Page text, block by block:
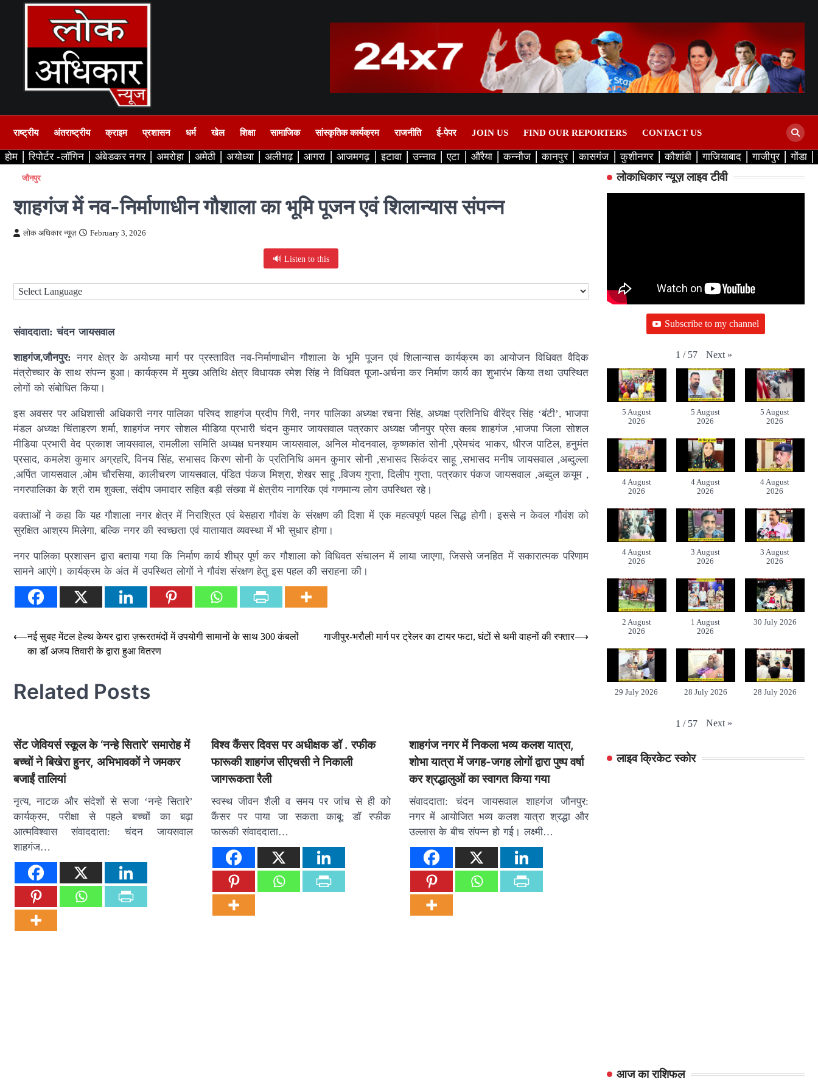
राष्ट्रीय अंतराष्ट्रीय क्राइम प्रशासन धर्म खेल शिक्षा सामाजिक सांस्कृतिक कार्यक्रम राजनीति ई-पेपर JOIN US FIND OUR REPORTERS CONTACT US
होम रिपोर्टर -लॉगिन अंबेडकर नगर अमरोहा अमेठी अयोध्या अलीगढ़ आगरा आजमगढ़ इटावा उन्नाव एटा औरैया कन्नौज कानपुर कासगंज कुशीनगर कौशांबी गाजियाबाद गाजीपुर गोंडा
जौनपुर
शाहगंज में नव-निर्माणाधीन गौशाला का भूमि पूजन एवं शिलान्यास संपन्न
लोक अधिकार न्यूज़ February 3, 2026
🔊 Listen to this
संवाददाता: चंदन जायसवाल
शाहगंज,जौनपुर: नगर क्षेत्र के अयोध्या मार्ग पर प्रस्तावित नव-निर्माणाधीन गौशाला के भूमि पूजन एवं शिलान्यास कार्यक्रम का आयोजन विधिवत वैदिक
मंत्रोच्चार के साथ संपन्न हुआ। कार्यक्रम में मुख्य अतिथि क्षेत्र विधायक रमेश सिंह ने विधिवत पूजा-अर्चना कर निर्माण कार्य का शुभारंभ किया तथा उपस्थित
लोगों को संबोधित किया।
इस अवसर पर अधिशासी अधिकारी नगर पालिका परिषद शाहगंज प्रदीप गिरी, नगर पालिका अध्यक्ष रचना सिंह, अध्यक्ष प्रतिनिधि वीरेंद्र सिंह ‘बंटी’, भाजपा
मंडल अध्यक्ष चिंताहरण शर्मा, शाहगंज नगर सोशल मीडिया प्रभारी चंदन कुमार जायसवाल पत्रकार अध्यक्ष जौनपुर प्रेस क्लब शाहगंज ,भाजपा जिला सोशल
मीडिया प्रभारी वेद प्रकाश जायसवाल, रामलीला समिति अध्यक्ष घनश्याम जायसवाल, अनिल मोदनवाल, कृष्णकांत सोनी ,प्रेमचंद भाकर, धीरज पाटिल, हनुमंत
प्रसाद, कमलेश कुमार अग्रहरि, विनय सिंह, सभासद किरण सोनी के प्रतिनिधि अमन कुमार सोनी ,सभासद सिकंदर साहू ,सभासद मनीष जायसवाल ,अब्दुल्ला
,अर्पित जायसवाल ,ओम चौरसिया, कालीचरण जायसवाल, पंडित पंकज मिश्रा, शेखर साहू ,विजय गुप्ता, दिलीप गुप्ता, पत्रकार पंकज जायसवाल ,अब्दुल कयूम ,
नगरपालिका के श्री राम शुक्ला, संदीप जमादार सहित बड़ी संख्या में क्षेत्रीय नागरिक एवं गणमान्य लोग उपस्थित रहे।
वक्ताओं ने कहा कि यह गौशाला नगर क्षेत्र में निराश्रित एवं बेसहारा गौवंश के संरक्षण की दिशा में एक महत्वपूर्ण पहल सिद्ध होगी। इससे न केवल गौवंश को
सुरक्षित आश्रय मिलेगा, बल्कि नगर की स्वच्छता एवं यातायात व्यवस्था में भी सुधार होगा।
नगर पालिका प्रशासन द्वारा बताया गया कि निर्माण कार्य शीघ्र पूर्ण कर गौशाला को विधिवत संचालन में लाया जाएगा, जिससे जनहित में सकारात्मक परिणाम
सामने आएंगे। कार्यक्रम के अंत में उपस्थित लोगों ने गौवंश संरक्षण हेतु इस पहल की सराहना की।
Post
navigation
⟵नई सुबह मेंटल हेल्थ केयर द्वारा ज़रूरतमंदों में उपयोगी सामानों के साथ 300 कंबलों
का डॉ अजय तिवारी के द्वारा हुआ वितरण
गाजीपुर-भरौली मार्ग पर ट्रेलर का टायर फटा, घंटों से थमी वाहनों की रफ्तार⟶
Related Posts
सेंट जेवियर्स स्कूल के ‘नन्हे सितारे’ समारोह में
बच्चों ने बिखेरा हुनर, अभिभावकों ने जमकर
बजाईं तालियां
नृत्य, नाटक और संदेशों से सजा ‘नन्हे सितारे’
कार्यक्रम, परीक्षा से पहले बच्चों का बढ़ा
आत्मविश्वास संवाददाता: चंदन जायसवाल
शाहगंज…
विश्व कैंसर दिवस पर अधीक्षक डॉ . रफीक
फारूकी शाहगंज सीएचसी ने निकाली
जागरूकता रैली
स्वस्थ जीवन शैली व समय पर जांच से ही को
कैंसर पर पाया जा सकता काबू: डॉ रफीक
फारूकी संवाददाता…
शाहगंज नगर में निकला भव्य कलश यात्रा,
शोभा यात्रा में जगह-जगह लोगों द्वारा पुष्प वर्षा
कर श्रद्धालुओं का स्वागत किया गया
संवाददाता: चंदन जायसवाल शाहगंज जौनपुर:
नगर में आयोजित भव्य कलश यात्रा श्रद्धा और
उल्लास के बीच संपन्न हो गई। लक्ष्मी…
लोकाधिकार न्यूज़ लाइव टीवी
Subscribe to my channel
1 / 57 Next »
5 August
2026
5 August
2026
5 August
2026
4 August
2026
4 August
2026
4 August
2026
4 August
2026
3 August
2026
3 August
2026
2 August
2026
1 August
2026
30 July 2026
29 July 2026 28 July 2026 28 July 2026
1 / 57 Next »
लाइव क्रिकेट स्कोर
आज का राशिफल